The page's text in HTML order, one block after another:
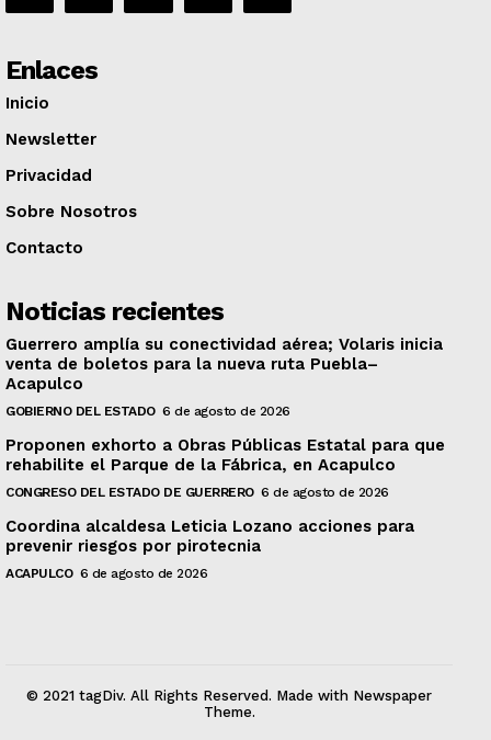
Enlaces
Inicio
Newsletter
Privacidad
Sobre Nosotros
Contacto
Noticias recientes
Guerrero amplía su conectividad aérea; Volaris inicia
venta de boletos para la nueva ruta Puebla–
Acapulco
GOBIERNO DEL ESTADO 6 de agosto de 2026
Proponen exhorto a Obras Públicas Estatal para que
rehabilite el Parque de la Fábrica, en Acapulco
CONGRESO DEL ESTADO DE GUERRERO 6 de agosto de 2026
Coordina alcaldesa Leticia Lozano acciones para
prevenir riesgos por pirotecnia
ACAPULCO 6 de agosto de 2026
© 2021 tagDiv. All Rights Reserved. Made with Newspaper
Theme.